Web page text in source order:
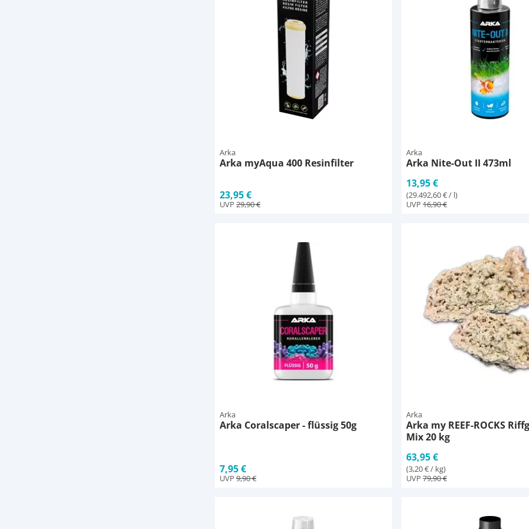
Arka
Arka myAqua 400 Resinfilter
23,95 €
UVP 29,90 €
Arka
Arka Nite-Out II 473ml
13,95 €
(29.492,60 € / l)
UVP 16,90 €
Arka
Arka Coralscaper - flüssig 50g
7,95 €
UVP 9,90 €
Arka
Arka my REEF-ROCKS
Mix 20 kg
63,95 €
(3,20 € / kg)
UVP 79,90 €